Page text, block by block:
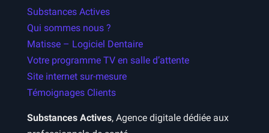
Substances Actives
Qui sommes nous ?
Matisse – Logiciel Dentaire
Votre programme TV en salle d’attente
Site internet sur-mesure
Témoignages Clients
Substances Actives, Agence digitale dédiée aux